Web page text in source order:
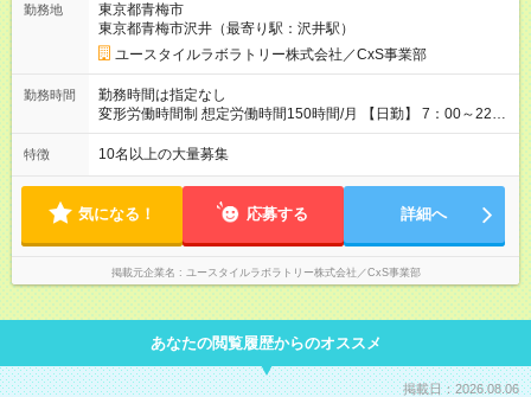
／月収26万円 ［入社3年］ エリアリーダー・介護福祉士／月
収30.2万円 ［入社3年目以降］ ジュニアコーディネー／月収
37.5万円以上 ※経験・能力等を考慮。 【試用期間】試用期間あ
り 試用期間の長さ：2ヶ月 雇用形態、給与は本採用時と同じで
す。
勤務地
東京都青梅市
東京都青梅市沢井（最寄り駅：沢井駅）
ユースタイルラボラトリー株式会社／CxS事業部
勤務時間
勤務時間は指定なし
変形労働時間制 想定労働時間150時間/月 【日勤】 7：00～22：
00の間で7.5時間勤務／休憩1時間 【夜勤】 17：00～翌10：00
の15時間勤務／休憩2時間 ※勤務時間は各施設のシフトによるシ
程度）
特徴 10名以上の大量募集
気になる！ 応募する 詳細へ
掲載元企業名 ユースタイルラボラトリー株式会社／CxS事業部
あなたの閲覧履歴からのオススメ
掲載日：2026.08.06